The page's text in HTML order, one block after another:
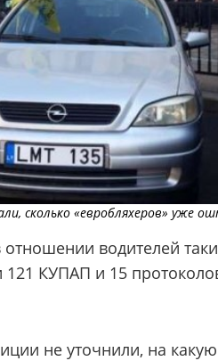
сколько «евробляхеров» уже
водителей
121 КУПАП и 15
не уточнили, на